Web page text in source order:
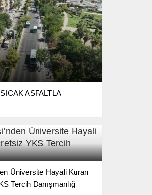
ASFALTLA
Üniversite Hayali Kuran
Tercih Danışmanlığı